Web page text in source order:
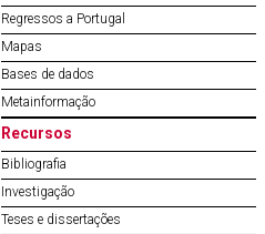
Regressos a Portugal
Mapas
Bases de dados
Metainformação
Recursos
Bibliografia
Investigação
Teses e dissertações